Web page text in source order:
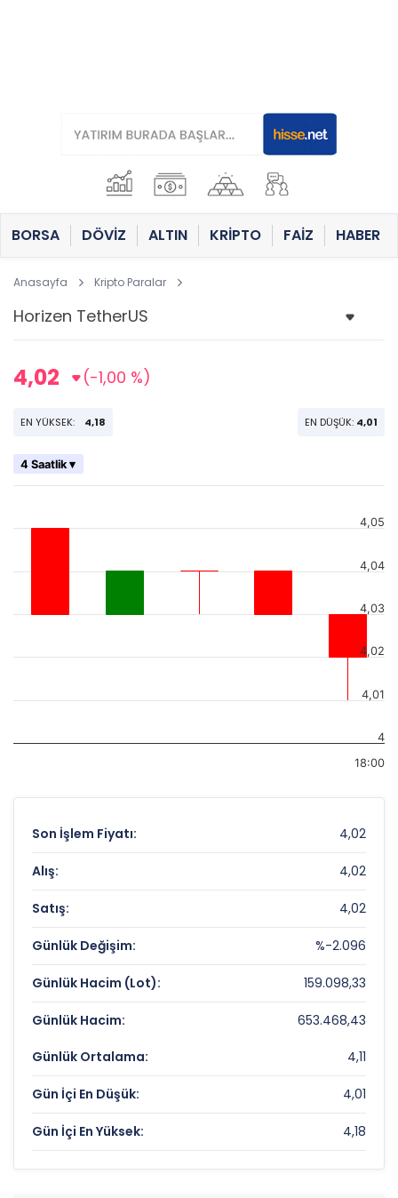
BORSA DÖVİZ ALTIN KRİPTO FAİZ HABER
Anasayfa Kripto Paralar
4,02 (-1,00 %)
EN YÜKSEK: 4,18 EN DÜŞÜK: 4,01
4 Saatlik ▾
18:00
4
4,01
4,02
4,03
4,04
4,05
Son İşlem Fiyatı: 4,02
Alış: 4,02
Satış: 4,02
Günlük Değişim: %-2.096
Günlük Hacim (Lot): 159.098,33
Günlük Hacim: 653.468,43
Günlük Ortalama: 4,11
Gün İçi En Düşük: 4,01
Gün İçi En Yüksek: 4,18